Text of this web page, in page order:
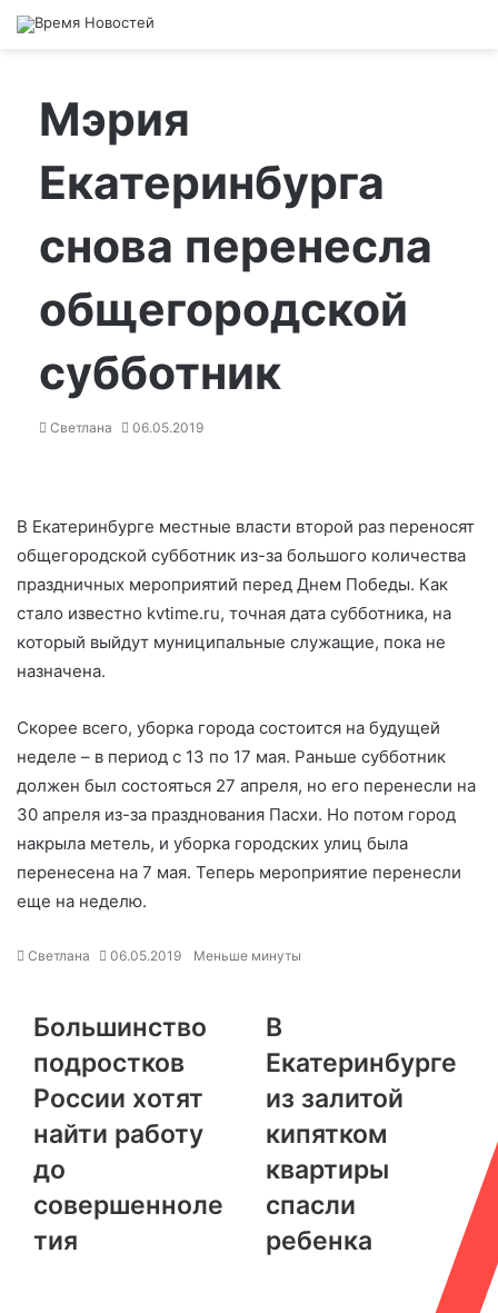
Мэрия
Екатеринбурга
снова перенесла
общегородской
субботник
Светлана 06.05.2019
В Екатеринбурге местные власти второй раз переносят
общегородской субботник из-за большого количества
праздничных мероприятий перед Днем Победы. Как
стало известно kvtime.ru, точная дата субботника, на
который выйдут муниципальные служащие, пока не
назначена.
Скорее всего, уборка города состоится на будущей
неделе – в период с 13 по 17 мая. Раньше субботник
должен был состояться 27 апреля, но его перенесли на
30 апреля из-за празднования Пасхи. Но потом город
накрыла метель, и уборка городских улиц была
перенесена на 7 мая. Теперь мероприятие перенесли
еще на неделю.
Светлана 06.05.2019 Меньше минуты
Большинство
подростков
России хотят
найти работу
до
совершенноле
тия
В
Екатеринбурге
из залитой
кипятком
квартиры
спасли
ребенка